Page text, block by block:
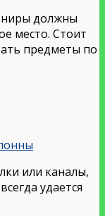
должны
место. Стоит
предметы по
или каналы,
удается